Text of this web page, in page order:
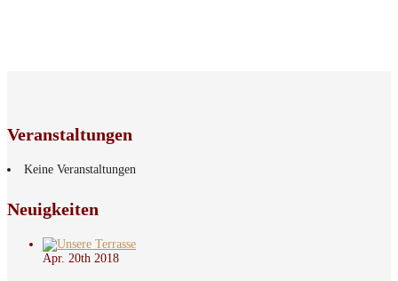
Veranstaltungen
Keine Veranstaltungen
Neuigkeiten
Apr. 20th 2018